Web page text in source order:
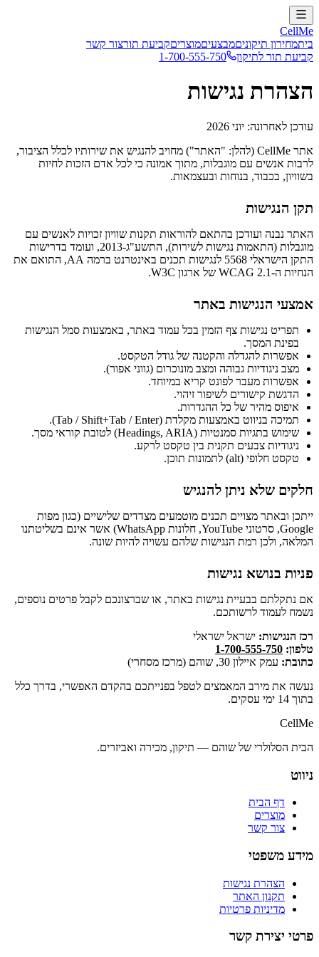
CellMe
ביתמחירון תיקוניםמבצעיםמוצריםקביעת תורצור קשר
קביעת תור לתיקון
1-700-555-750
הצהרת נגישות
עודכן לאחרונה: יוני 2026
אתר CellMe (להלן: "האתר") מחויב להנגיש את שירותיו לכלל הציבור,
לרבות אנשים עם מוגבלות, מתוך אמונה כי לכל אדם הזכות לחיות
בשוויון, בכבוד, בנוחות ובעצמאות.
תקן הנגישות
האתר נבנה ועודכן בהתאם להוראות תקנות שוויון זכויות לאנשים עם
מוגבלות (התאמות נגישות לשירות), התשע"ג-2013, ועומד בדרישות
התקן הישראלי 5568 לנגישות תכנים באינטרנט ברמה AA, התואם את
הנחיות ה-WCAG 2.1 של ארגון W3C.
אמצעי הנגישות באתר
תפריט נגישות צף הזמין בכל עמוד באתר, באמצעות סמל הנגישות
בפינת המסך.
אפשרות להגדלה והקטנה של גודל הטקסט.
מצב ניגודיות גבוהה ומצב מונוכרום (גווני אפור).
אפשרות מעבר לפונט קריא במיוחד.
הדגשת קישורים לשיפור זיהוי.
איפוס מהיר של כל ההגדרות.
תמיכה בניווט באמצעות מקלדת (Tab / Shift+Tab / Enter).
שימוש בתגיות סמנטיות (Headings, ARIA) לטובת קוראי מסך.
ניגודיות צבעים תקנית בין טקסט לרקע.
טקסט חלופי (alt) לתמונות תוכן.
חלקים שלא ניתן להנגיש
ייתכן ובאתר מצויים תכנים מוטמעים מצדדים שלישיים (כגון מפות
Google, סרטוני YouTube, חלונות WhatsApp) אשר אינם בשליטתנו
המלאה, ולכן רמת הנגישות שלהם עשויה להיות שונה.
פניות בנושא נגישות
אם נתקלתם בבעיית נגישות באתר, או שברצונכם לקבל פרטים נוספים,
נשמח לעמוד לרשותכם.
רכז הנגישות: ישראל ישראלי
טלפון: 1-700-555-750
כתובת: עמק איילון 30, שוהם (מרכז מסחרי)
נעשה את מירב המאמצים לטפל בפנייתכם בהקדם האפשרי, בדרך כלל
בתוך 14 ימי עסקים.
CellMe
הבית הסלולרי של שוהם — תיקון, מכירה ואביזרים.
ניווט
דף הבית
מוצרים
צור קשר
מידע משפטי
הצהרת נגישות
תקנון האתר
מדיניות פרטיות
פרטי יצירת קשר